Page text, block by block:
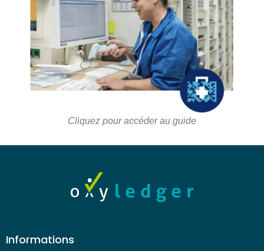
Cliquez pour accéder au guide
Informations